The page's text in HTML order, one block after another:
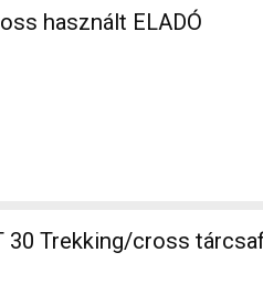
használt ELADÓ
30 Trekking/cross